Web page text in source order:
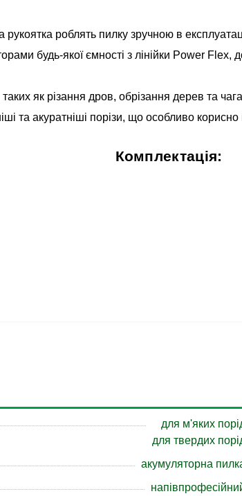
рукоятка роблять пилку зручною в
будь-якої ємності з лінійки Power Flex,
як різання дров, обрізання дерев та
та акуратніші порізи, що особливо
Комплектація:
для м'яких
для твердих
акумуляторна